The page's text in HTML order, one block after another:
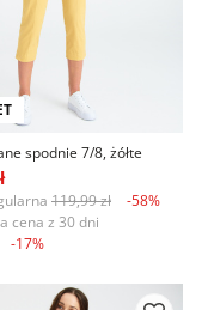
spodnie 7/8, żółte
119,99 zł
-58%
cena z 30 dni
-17%